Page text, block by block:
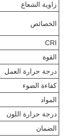
زاوية الشعاع
الخصائص
CRI
القوة
درجة حرارة العمل
كفاءة الضوء
المواد
درجة حرارة اللون
الضمان